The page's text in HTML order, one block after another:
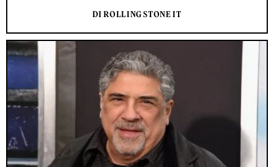
DI ROLLING STONE IT